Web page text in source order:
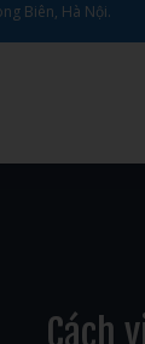
Biên, Hà Nội.
Cách